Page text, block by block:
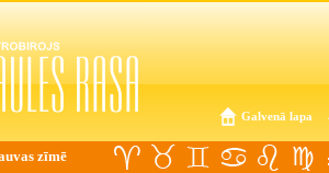
Galvenā lapa
zīmē